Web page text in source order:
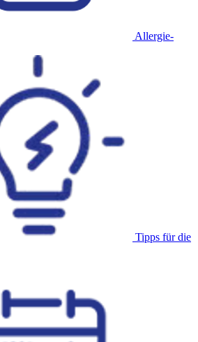
Allergie-
Tipps für die